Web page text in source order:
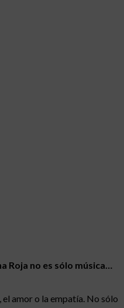
Roja no es sólo música…
amor o la empatía. No sólo